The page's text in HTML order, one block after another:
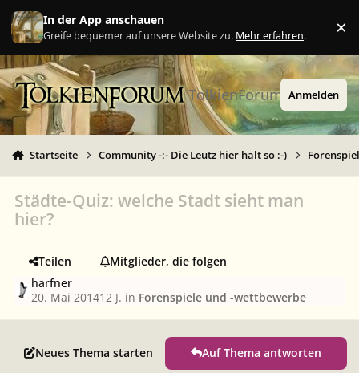
Zu Inhalt springen
In der App anschauen
Greife bequemer auf unsere Website zu. Mehr erfahren. ×
TolkienForum Anmelden
Startseite Community -:- Die Leutz hier halt so :-)
Städte-Quiz: welche Stadt sieht man
hier?
Teilen
Mitglieder, die folgen
harfner
20. Mai 201412 J. in Forenspiele und -wettbewerbe
Neues Thema starten Auf Thema antworten